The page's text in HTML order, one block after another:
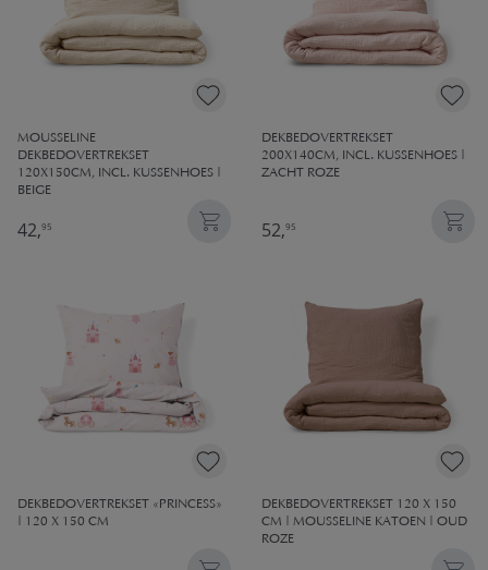
MOUSSELINE
DEKBEDOVERTREKSET
120X150CM, INCL. KUSSENHOES |
BEIGE
42,95
DEKBEDOVERTREKSET
200X140CM, INCL. KUSSENHOES |
ZACHT ROZE
52,95
DEKBEDOVERTREKSET «PRINCESS»
| 120 X 150 CM
DEKBEDOVERTREKSET 120 X 150
CM | MOUSSELINE KATOEN | OUD
ROZE